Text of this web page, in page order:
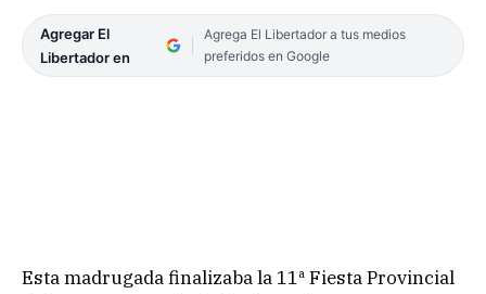
Agregar El
Libertador en
Agrega El Libertador a tus medios
preferidos en Google
Esta madrugada finalizaba la 11ª Fiesta Provincial